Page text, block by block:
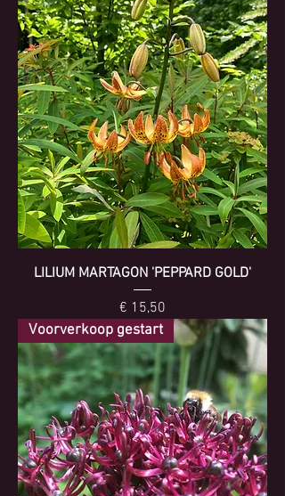
LILIUM MARTAGON 'PEPPARD GOLD'
Prijs
€ 15,50
Voorverkoop gestart